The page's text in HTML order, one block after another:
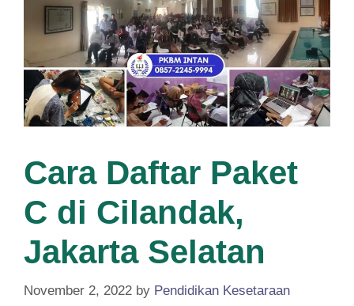
Cara Daftar Paket
C di Cilandak,
Jakarta Selatan
November 2, 2022 by Pendidikan Kesetaraan